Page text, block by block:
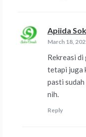
Apiida
March 18,
Rekreasi
tetapi juga
pasti
nih.
Reply